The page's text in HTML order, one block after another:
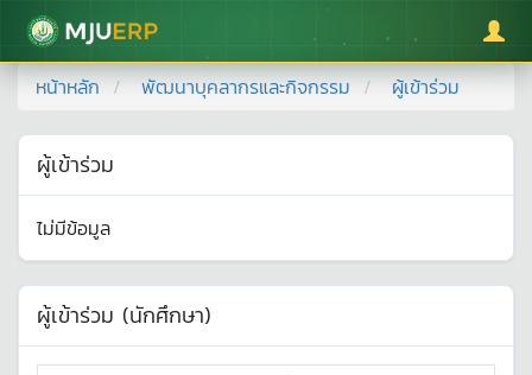
มหาวิทยาลัยแม่โจ้
หน้าหลัก พัฒนาบุคลากรและกิจกรรม ผู้เข้าร่วม
ผู้เข้าร่วม
ไม่มีข้อมูล
ผู้เข้าร่วม (นักศึกษา)